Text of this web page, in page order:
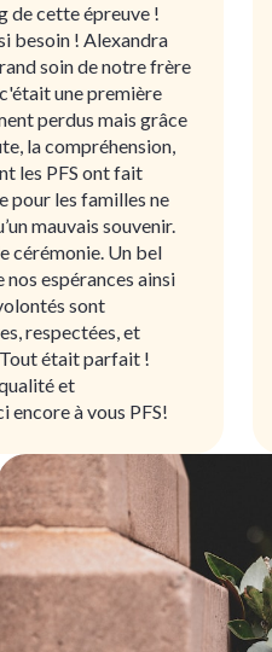
de cette épreuve !
besoin ! Alexandra
soin de notre frère
une première
perdus mais grâce
la compréhension,
les PFS ont fait
pour les familles ne
mauvais souvenir.
cérémonie. Un bel
nos espérances ainsi
sont
respectées, et
était parfait !
et
à vous PFS!